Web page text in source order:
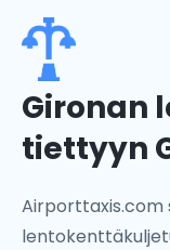
Gironan
tiettyyn
Airporttaxis.com